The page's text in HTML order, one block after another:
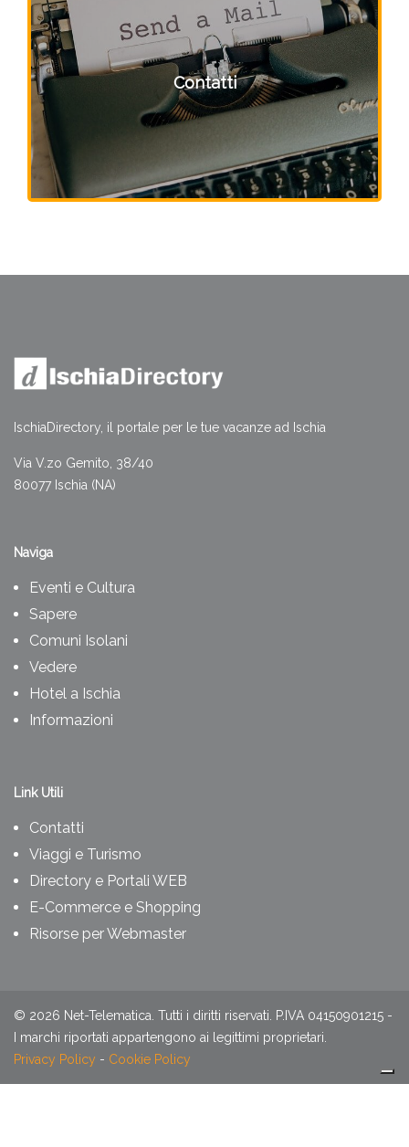
Contatti
IschiaDirectory, il portale per le tue vacanze ad Ischia
Via V.zo Gemito, 38/40
80077 Ischia (NA)
Naviga
Eventi e Cultura
Sapere
Comuni Isolani
Vedere
Hotel a Ischia
Informazioni
Link Utili
Contatti
Viaggi e Turismo
Directory e Portali WEB
E-Commerce e Shopping
Risorse per Webmaster
© 2026 Net-Telematica. Tutti i diritti riservati. P.IVA 04150901215 -
I marchi riportati appartengono ai legittimi proprietari.
Privacy Policy - Cookie Policy